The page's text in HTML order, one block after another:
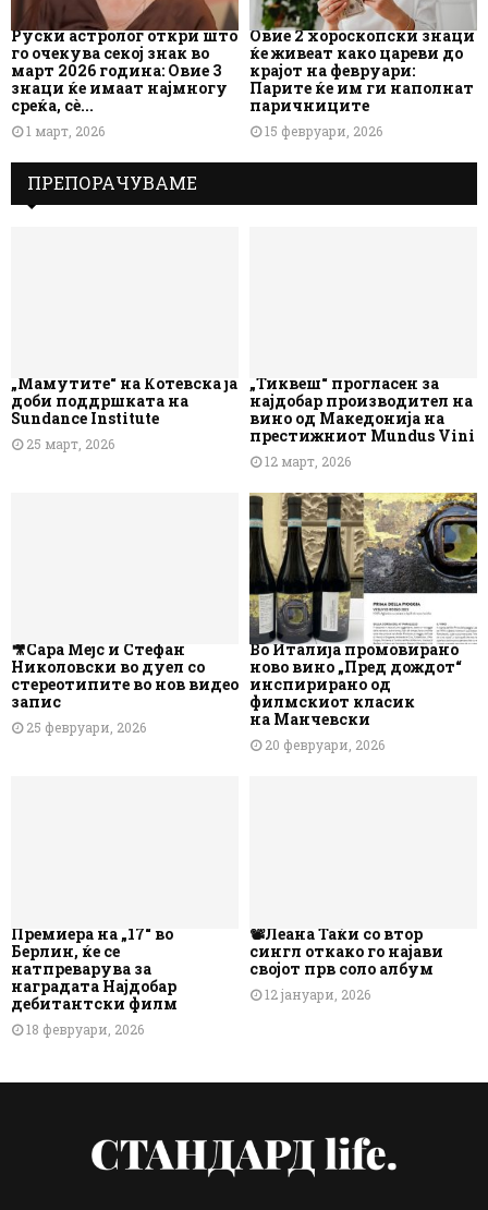
Руски астролог откри што
го очекува секој знак во
март 2026 година: Овие 3
знаци ќе имаат најмногу
среќа, сè...
1 март, 2026
Овие 2 хороскопски знаци
ќе живеат како цареви до
крајот на февруари:
Парите ќе им ги наполнат
паричниците
15 февруари, 2026
ПРЕПОРАЧУВАМЕ
„Мамутите“ на Котевска ја
доби поддршката на
Sundance Institute
25 март, 2026
„Тиквеш“ прогласен за
најдобар производител на
вино од Македонија на
престижниот Mundus Vini
12 март, 2026
🎥Сара Мејс и Стефан
Николовски во дуел со
стереотипите во нов видео
запис
25 февруари, 2026
Во Италија промовирано
ново вино „Пред дождот“
инспирирано од
филмскиот класик
на Манчевски
20 февруари, 2026
Премиера на „17“ во
Берлин, ќе се
натпреварува за
наградата Најдобар
дебитантски филм
18 февруари, 2026
📽️Леана Таќи со втор
сингл откако го најави
својот прв соло албум
12 јануари, 2026